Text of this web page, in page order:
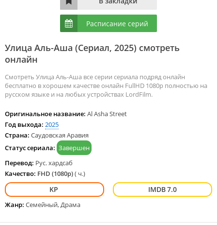
Улица Аль-Аша (Сериал, 2025) смотреть
онлайн
Смотреть Улица Аль-Аша все серии сериала подряд онлайн
бесплатно в хорошем качестве онлайн FullHD 1080p полностью на
русском языке и на любых устройствах LordFilm.
Оригинальное название: Al Asha Street
Год выхода: 2025
Страна: Саудовская Аравия
Статус сериала: Завершен
Перевод: Рус. хардсаб
Качество: FHD (1080p)( ч.)
7.0
Жанр: Семейный, Драма
Расписание серий